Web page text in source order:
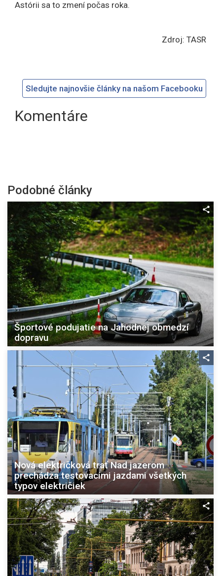
Astórii sa to zmení počas roka.
Zdroj: TASR
Sledujte najnovšie články na našom Facebooku
Komentáre
Podobné články
Športové podujatie na Jahodnej obmedzí
dopravu
Nová električková trať Nad jazerom
prechádza testovacími jazdami všetkých
typov električiek